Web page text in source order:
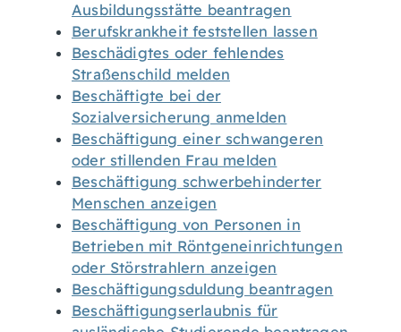
Ausbildungsstätte beantragen
Berufskrankheit feststellen lassen
Beschädigtes oder fehlendes
Straßenschild melden
Beschäftigte bei der
Sozialversicherung anmelden
Beschäftigung einer schwangeren
oder stillenden Frau melden
Beschäftigung schwerbehinderter
Menschen anzeigen
Beschäftigung von Personen in
Betrieben mit Röntgeneinrichtungen
oder Störstrahlern anzeigen
Beschäftigungsduldung beantragen
Beschäftigungserlaubnis für